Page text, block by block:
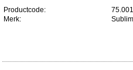
Productcode:
Merk: